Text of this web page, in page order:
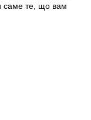
саме те, що вам